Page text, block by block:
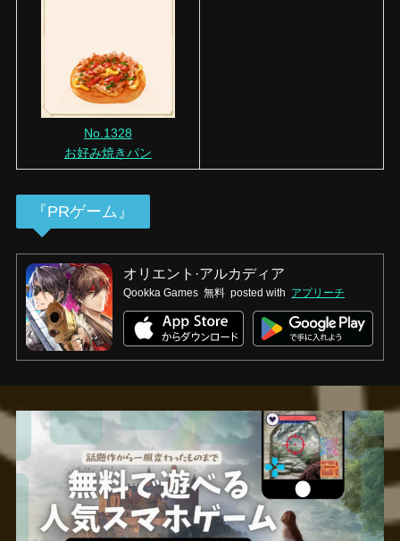
No.1328
お好み焼きパン
『PRゲーム』
オリエント·アルカディア
Qookka Games 無料 posted with アプリーチ